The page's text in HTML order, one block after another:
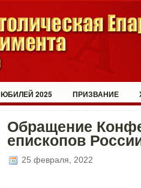
ЮБИЛЕЙ 2025 ПРИЗВАНИЕ
Обращение
епископов
25 февраля, 2022